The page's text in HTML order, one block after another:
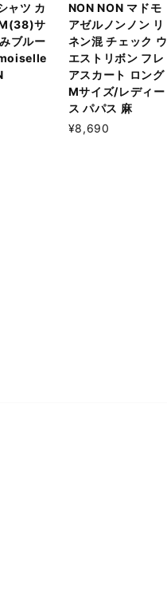
ャツ カ
サ
ブルー
NON NON マドモ
アゼルノンノン リ
ネン混 チェック ウ
エストリボン フレ
アスカート ロング
Mサイズ/レディー
ス パパス 麻
¥8,690